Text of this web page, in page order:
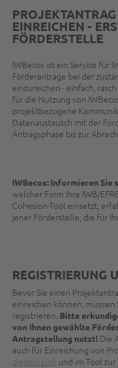
EINREICHEN -
FÖRDERSTELLE
IWBecos ist ein Service für
Förderanträge bei der
einzureichen - einfach,
für die Nutzung von
projektbezogene
Datenaustausch mit der
Antragsphase bis zur
IWBecos: Informieren Sie
welcher Form Ihre IWB/
Cohesion-Tool einsetzt,
jener Förderstelle, die für
REGISTRIERUNG
Bevor Sie einen
einreichen können,
registrieren. Bitte
von Ihnen gewählte
Antragstellung nutzt! Die
auch für Einreichung von
diesem Link und im Tool